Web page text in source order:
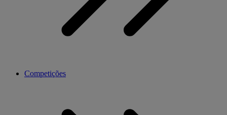
Competições